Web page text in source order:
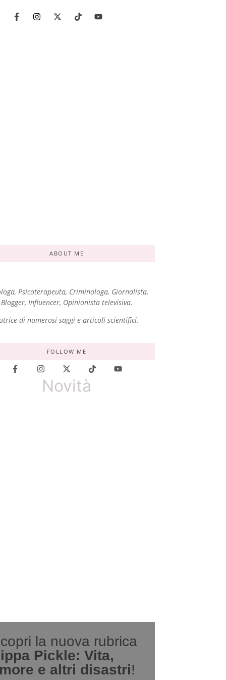
ABOUT ME
Psicoterapeuta, Criminologa, Giornalista,
Blogger, Influencer, Opinionista televisiva.
di numerosi saggi e articoli scientifici.
FOLLOW ME
Novità
la nuova rubrica
Pickle: Vita,
e altri disastri!